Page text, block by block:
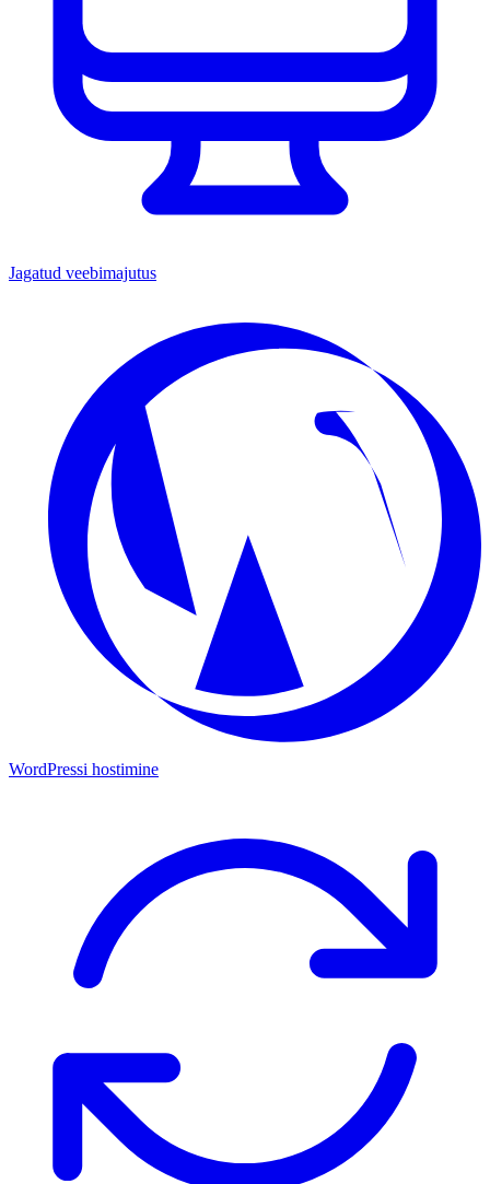
Jagatud veebimajutus
WordPressi hostimine